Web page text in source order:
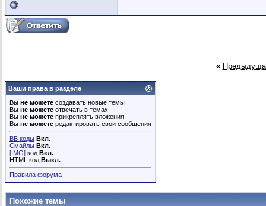
«
Ваши права в разделе
Вы не можете создавать новые темы
Вы не можете отвечать в темах
Вы не можете прикреплять вложения
Вы не можете редактировать свои сообщения
BB коды Вкл.
Смайлы Вкл.
[IMG] код Вкл.
HTML код Выкл.
Правила форума
Похожие темы